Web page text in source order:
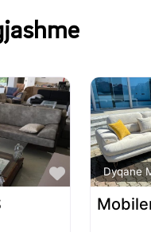
Favorite
Dyqane